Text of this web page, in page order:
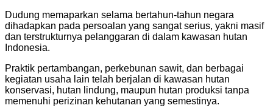
Dudung memaparkan selama bertahun-tahun negara
dihadapkan pada persoalan yang sangat serius, yakni masif
dan terstrukturnya pelanggaran di dalam kawasan hutan
Indonesia.
Praktik pertambangan, perkebunan sawit, dan berbagai
kegiatan usaha lain telah berjalan di kawasan hutan
konservasi, hutan lindung, maupun hutan produksi tanpa
memenuhi perizinan kehutanan yang semestinya.